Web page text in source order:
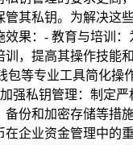
管其私钥。为解决这
效果：- 教育与培训
训，提高其操作技能
包等专业工具简化操
强私钥管理：制定
备份和加密存储等措
企业资金管理中的